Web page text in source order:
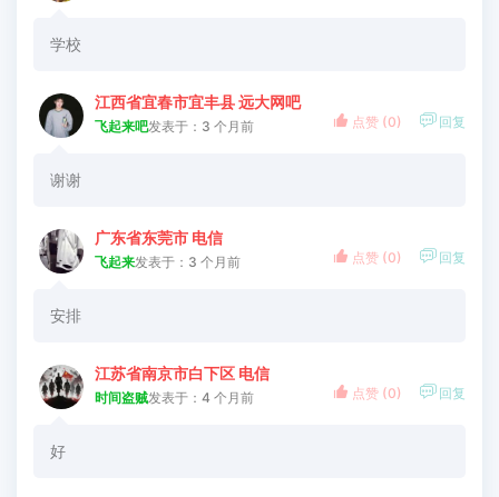
学校
江西省宜春市宜丰县 远大网吧
飞起来吧发表于：3 个月前
谢谢
 点赞 (0)  回复
广东省东莞市 电信
飞起来发表于：3 个月前
安排
 点赞 (0)  回复
江苏省南京市白下区 电信
时间盗贼发表于：4 个月前
好
 点赞 (0)  回复